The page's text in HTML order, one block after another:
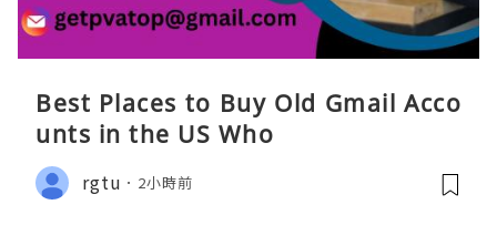
Best Places to Buy Old Gmail Acco
unts in the US Who
rgtu 2小時前